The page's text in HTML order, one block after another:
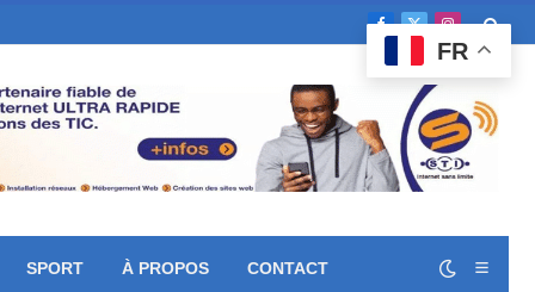
Facebook
X
(Twitter)
SPORT À PROPOS CONTACT
FR